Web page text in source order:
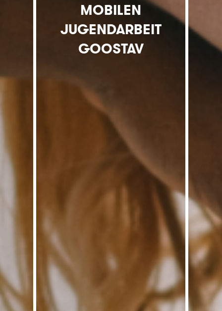
MOBILEN
JUGENDARBEIT
GOOSTAV